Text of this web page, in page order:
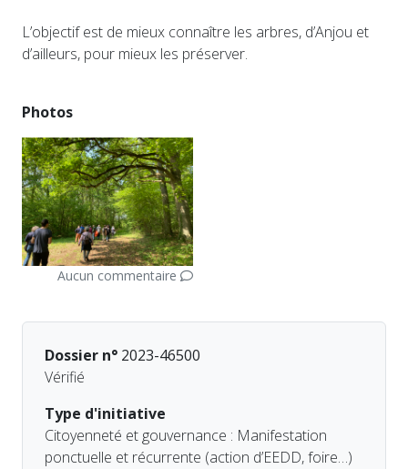
L’objectif est de mieux connaître les arbres, d’Anjou et
d’ailleurs, pour mieux les préserver.
Photos
Aucun commentaire
Dossier n° 2023-46500
Vérifié
Type d'initiative
Citoyenneté et gouvernance : Manifestation
ponctuelle et récurrente (action d’EEDD, foire…)